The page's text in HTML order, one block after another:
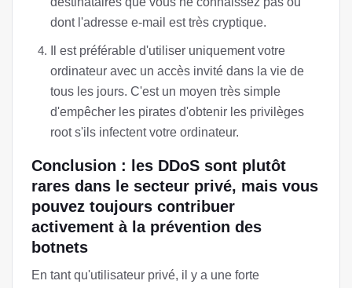
dont l'adresse e-mail est très cryptique.
Il est préférable d'utiliser uniquement votre
ordinateur avec un accès invité dans la vie de
tous les jours. C'est un moyen très simple
d'empêcher les pirates d'obtenir les privilèges
root s'ils infectent votre ordinateur.
Conclusion : les DDoS sont plutôt
rares dans le secteur privé, mais vous
pouvez toujours contribuer
activement à la prévention des
botnets
En tant qu'utilisateur privé, il y a une forte